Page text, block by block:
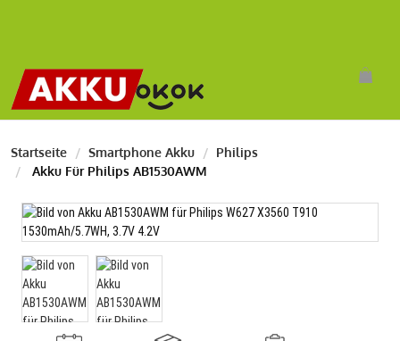
Startseite Smartphone Akku
Philips
Akku Für Philips AB1530AWM